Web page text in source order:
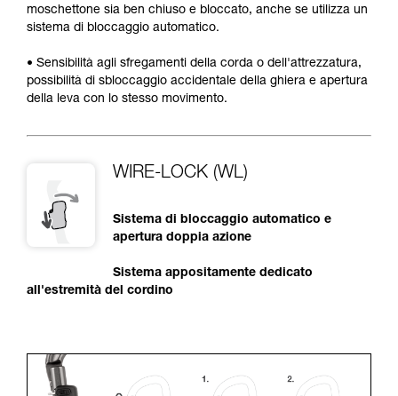
moschettone sia ben chiuso e bloccato, anche se utilizza un
sistema di bloccaggio automatico.
• Sensibilità agli sfregamenti della corda o dell'attrezzatura,
possibilità di sbloccaggio accidentale della ghiera e apertura
della leva con lo stesso movimento.
WIRE-LOCK (WL)
Sistema di bloccaggio automatico e
apertura doppia azione
Sistema appositamente dedicato
all'estremità del cordino